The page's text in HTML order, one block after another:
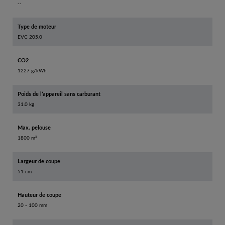
--
Type de moteur
EVC 205.0
CO2
1227 g/kWh
Poids de l’appareil sans carburant
31.0 kg
Max. pelouse
1800 m²
Largeur de coupe
51 cm
Hauteur de coupe
20 - 100 mm